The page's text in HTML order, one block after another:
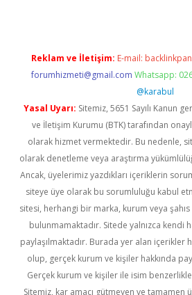
Reklam ve İletişim: E-mail:
forumhizmeti@gmail.com Whatsapp:
@karabul
Yasal Uyarı: Sitemiz, 5651 Sayılı Kanun
ve İletişim Kurumu (BTK) tarafından
olarak hizmet vermektedir. Bu nedenle,
olarak denetleme veya araştırma
Ancak, üyelerimiz yazdıkları içeriklerin
siteye üye olarak bu sorumluluğu kabul
sitesi, herhangi bir marka, kurum veya
bulunmamaktadır. Sitede yalnızca kendi
paylaşılmaktadır. Burada yer alan içerikler
olup, gerçek kurum ve kişiler hakkında
Gerçek kurum ve kişiler ile isim
Sitemiz, kar amacı gütmeyen ve tamamen